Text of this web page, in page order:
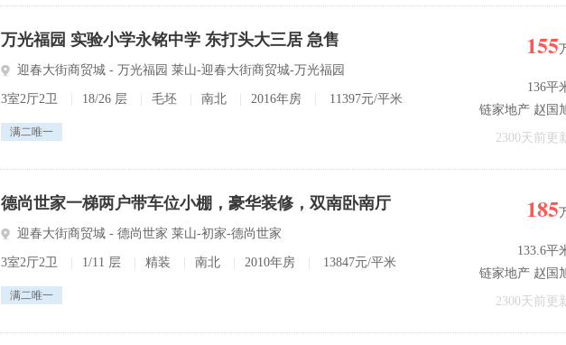
万光福园 实验小学永铭中学 东打头大三居 急售
迎春大街商贸城 - 万光福园 莱山-迎春大街商贸城-万光福园
3室2厅2卫 18/26 层 毛坯 南北 2016年房 11397元/平米
满二唯一
155
136平
链家地产 赵国
2300天前更
德尚世家一梯两户带车位小棚，豪华装修，双南卧南厅
迎春大街商贸城 - 德尚世家 莱山-初家-德尚世家
3室2厅2卫 1/11 层 精装 南北 2010年房 13847元/平米
满二唯一
185
133.6平
链家地产 赵国
2300天前更